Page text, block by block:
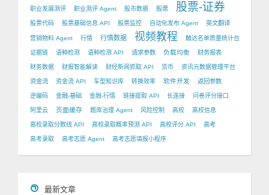
职业发展测评 职业测评 Agent 股市数据 股票 股票-证券
股票代码 股票基础信息 API 股票监控 自动化发布 Agent 英文翻译
营销物料 Agent 行情 行情数据 视频教程 触达名单质量统计台
证据链 语种检测 语种检测 API 请求参数 负载均衡 财务报表
财务数据 财报智能解读 财经新闻抓取 API 货币 资讯元数据管理平台
资金流 资金流 API 车型知识库 转换效率 软件开发 返回参数
逆编码 金融-基础 金融-行情 链接提取 API 长连接 问卷评分接口
阿里云 页面缓存 题库治理 Agent 风险控制 高校 高校信息
高校录取分数线 API 高校录取概率预测 API 高校评分 API 高考
高考录取 高考志愿 Agent 高考志愿填报小程序
最新文章